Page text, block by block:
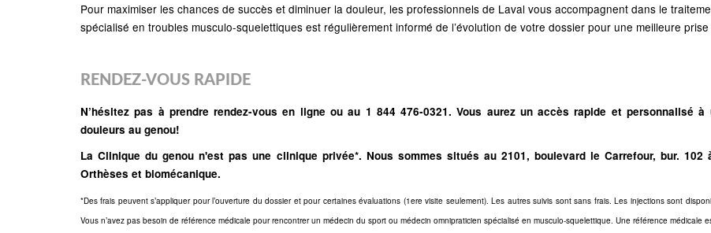
Pour maximiser les chances de succès et diminuer la douleur, les professionnels de Laval vous accompagnent dans le
spécialisé en troubles musculo-squelettiques est régulièrement informé de l’évolution de votre dossier pour une meilleure
RENDEZ-VOUS RAPIDE
N’hésitez pas à prendre rendez-vous en ligne ou au 1 844 476-0321. Vous aurez un accès rapide et personnalisé
douleurs au genou!
La Clinique du genou n'est pas une clinique privée*. Nous sommes situés au 2101, boulevard le Carrefour, bur.
Orthèses et biomécanique.
*Des frais peuvent s’appliquer pour l’ouverture du dossier et pour certaines évaluations (1ere visite seulement). Les autres suivis sont sans frais. Les injections sont
Vous n’avez pas besoin de référence médicale pour rencontrer un médecin du sport ou médecin omnipraticien spécialisé en musculo-squelettique. Une référence médicale